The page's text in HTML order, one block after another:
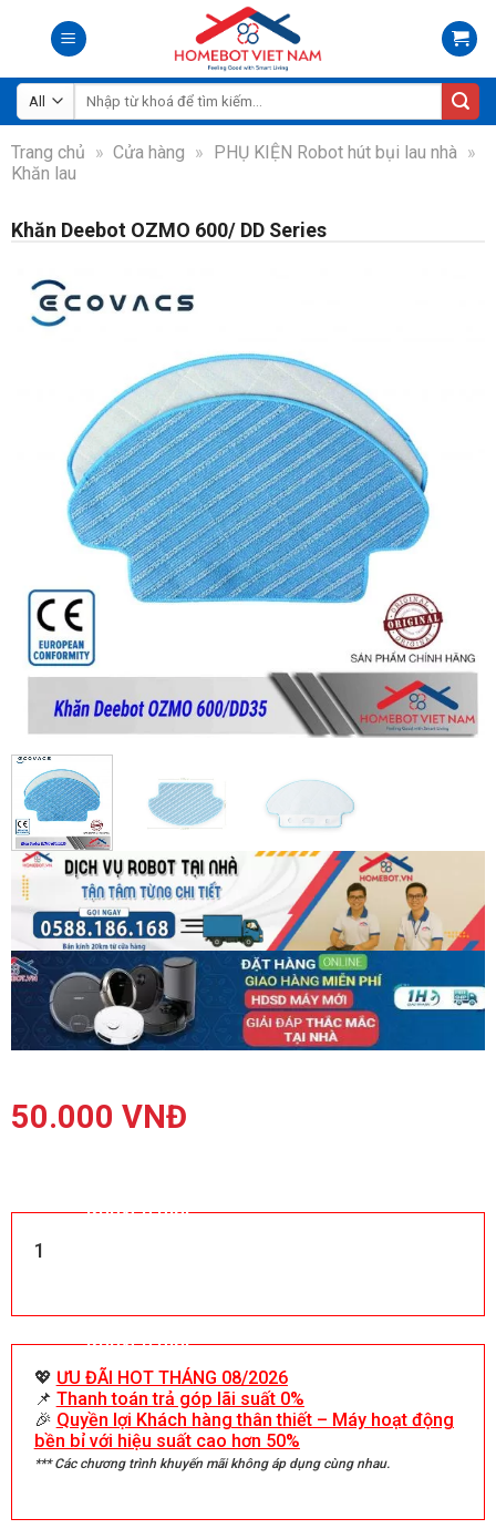
Tìm
Trang chủ » Cửa hàng » PHỤ KIỆN Robot hút bụi lau nhà »
Khăn lau
Khăn Deebot OZMO 600/ DD Series
50.000 VNĐ
Khuyến mãi
1
Khuyến mãi
💖 ƯU ĐÃI HOT THÁNG 08/2026
📌 Thanh toán trả góp lãi suất 0%
🎉 Quyền lợi Khách hàng thân thiết – Máy hoạt động
bền bỉ với hiệu suất cao hơn 50%
*** Các chương trình khuyến mãi không áp dụng cùng nhau.